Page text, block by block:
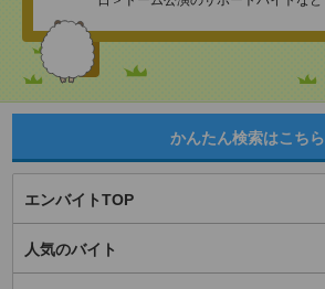
かんたん検索はこちら
エンバイトTOP
人気のバイト